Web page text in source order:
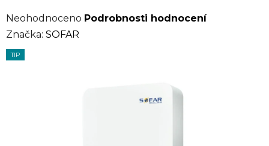
Průměrné
hodnocení
produktu
Neohodnoceno Podrobnosti hodnocení
Značka: SOFAR
TIP